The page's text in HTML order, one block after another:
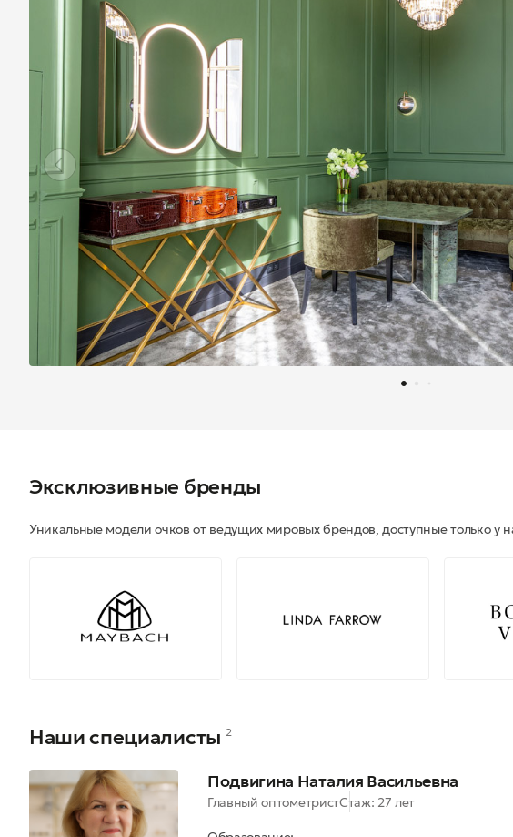
Эксклюзивные бренды
Уникальные модели очков от ведущих мировых брендов, доступные только у
Наши специалисты 2
Подвигина Наталия Васильевна
Главный оптометристСтаж: 27 лет